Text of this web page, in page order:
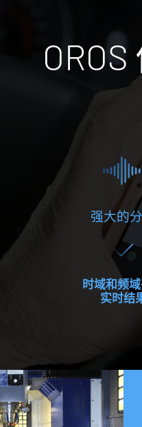
OROS
强大的
时域和频
实时结